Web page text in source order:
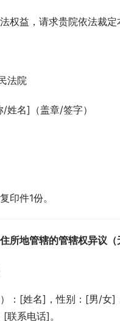
权益，请求贵院依法裁
法院
姓名]（盖章/签字）
印件1份。
所地管辖的管辖权异议（
）：[姓名]，性别：[男/女
联系电话]。